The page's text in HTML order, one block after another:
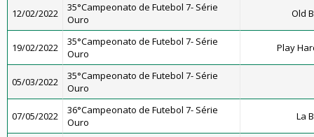
12/02/2022
35°Campeonato de Futebol 7- Série
Ouro
Old
19/02/2022
35°Campeonato de Futebol 7- Série
Ouro
Play
05/03/2022
35°Campeonato de Futebol 7- Série
Ouro
07/05/2022
36°Campeonato de Futebol 7- Série
Ouro
La